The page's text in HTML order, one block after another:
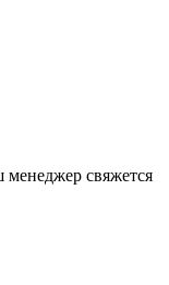
свяжется